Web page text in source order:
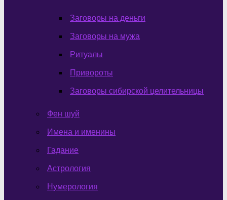
Заговоры на деньги
Заговоры на мужа
Ритуалы
Привороты
Заговоры сибирской целительницы
Фен шуй
Имена и именины
Гадание
Астрология
Нумерология